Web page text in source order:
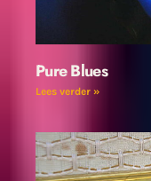
Pure Blues
Lees verder »